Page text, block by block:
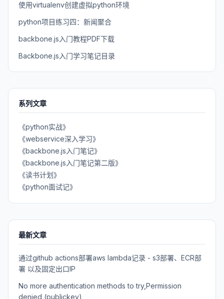
使用virtualenv创建虚拟python环境
python项目练习四：新闻聚合
backbone.js入门教程PDF下载
Backbone.js入门学习笔记目录
系列文章
《python实战》
《webservice深入学习》
《backbone.js入门笔记》
《backbone.js入门笔记第二版》
《读书计划》
《python面试记》
最新文章
通过github actions部署aws lambda记录 - s3部署、ECR部
署 以及固定出口IP
No more authentication methods to try,Permission
denied (publickey)